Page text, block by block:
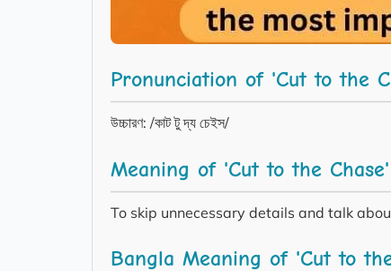
Pronunciation of 'Cut to the
উচ্চারণ: /কাট টু দ্য চেইস/
Meaning of 'Cut to the Chase'
To skip unnecessary details and talk
Bangla Meaning of 'Cut to